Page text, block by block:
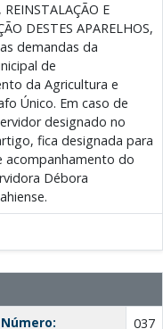
E
DESTES APARELHOS,
demandas da
de
da Agricultura e
Único. Em caso de
designado no
fica designada para
acompanhamento do
Débora
Número:
037